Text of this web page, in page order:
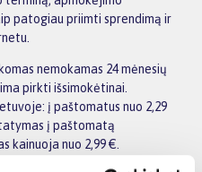
patogiau priimti sprendimą ir
nemokamas 24 mėnesių
pirkti išsimokėtinai.
į paštomatus nuo 2,29
į paštomatą
kainuoja nuo 2,99 €.